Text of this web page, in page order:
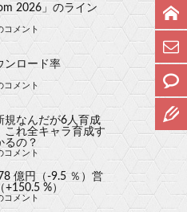
2026」のライン
コメント
ンロード率
コメント
規なんだが6人育成
これ全キャラ育成す
るの？
コメント
億円（-9.5 ％）営
%）
コメント